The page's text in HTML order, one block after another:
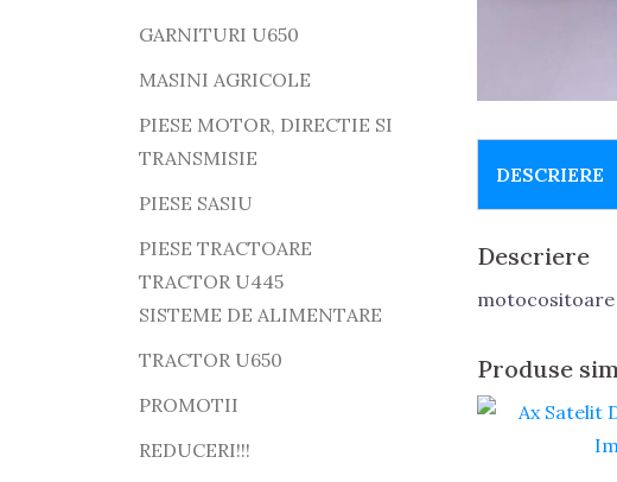
DESCRIERE
Descriere
motocositoare
Produse
GARNITURI U650
MASINI AGRICOLE
PIESE MOTOR, DIRECTIE SI
TRANSMISIE
PIESE SASIU
PIESE TRACTOARE
TRACTOR U445
SISTEME DE ALIMENTARE
TRACTOR U650
PROMOTII
REDUCERI!!!